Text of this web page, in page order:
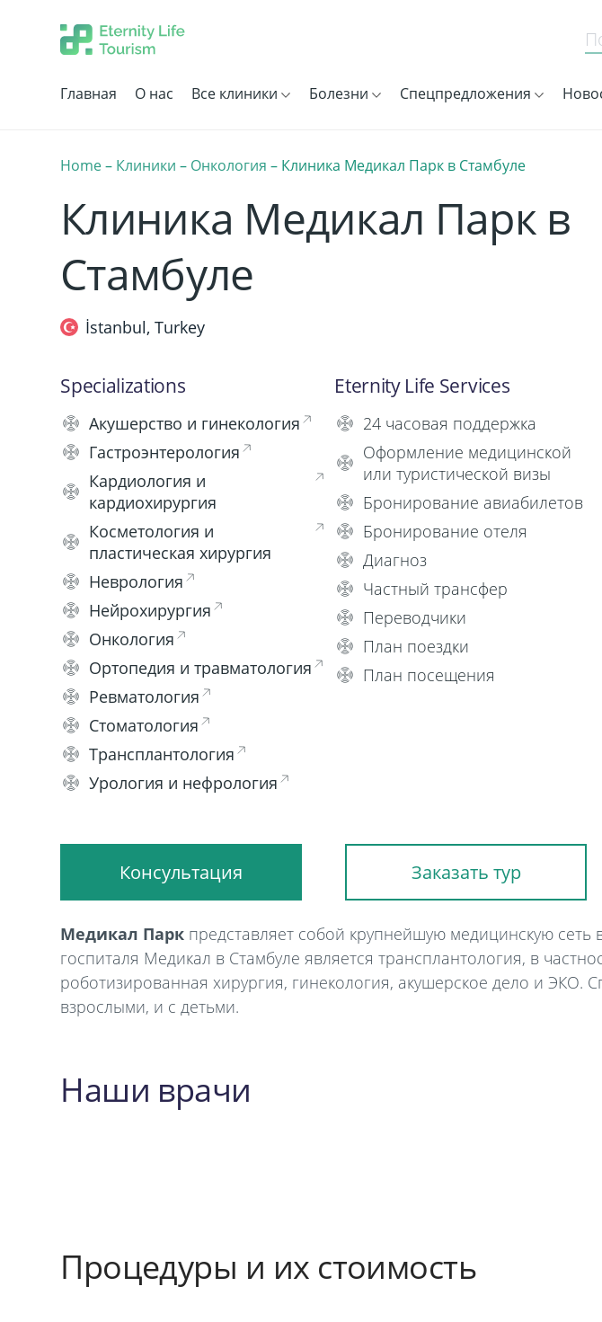
Главная О нас Все клиники Болезни Спецпредложения
Home– Клиники – Онкология – Клиника Медикал Парк в Стамбуле
Клиника Медикал Парк в
Стамбуле
İstanbul, Turkey
Specializations
Акушерство и гинекология
Гастроэнтерология
Кардиология и
кардиохирургия
Косметология и
пластическая хирургия
Неврология
Нейрохирургия
Онкология
Ортопедия и травматология
Ревматология
Стоматология
Трансплантология
Урология и нефрология
Eternity Life Services
24 часовая поддержка
Оформление медицинской
или туристической визы
Бронирование авиабилетов
Бронирование отеля
Диагноз
Частный трансфер
Переводчики
План поездки
План посещения
Консультация Заказать тур
Медикал Парк представляет собой крупнейшую медицинскую
госпиталя Медикал в Стамбуле является трансплантология, в
роботизированная хирургия, гинекология, акушерское дело и ЭКО.
взрослыми, и с детьми.
Наши врачи
Процедуры и их стоимость